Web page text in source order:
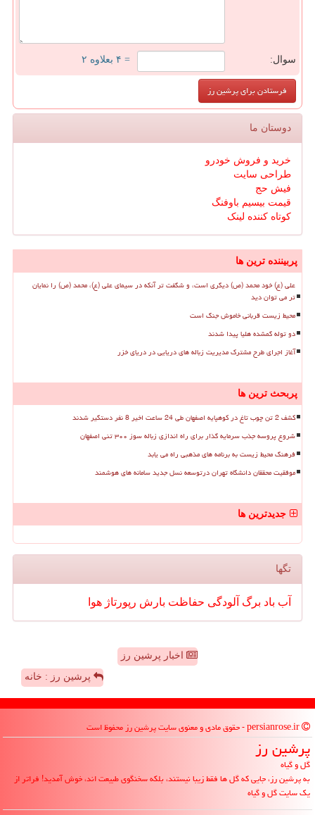
سوال: = ۴ بعلاوه ۲
دوستان ما
خرید و فروش خودرو
طراحی سایت
فیش حج
قیمت بیسیم باوفنگ
کوتاه کننده لینک
پربیننده ترین ها
علی (ع) خود محمد (ص) دیگری است، و شگفت تر آنکه در سیمای علی (ع)، محمد (ص) را نمایان
تر می توان دید
محیط زیست قربانی خاموش جنگ است
دو توله گمشده هلیا پیدا شدند
آغاز اجرای طرح مشترک مدیریت زباله های دریایی در دریای خزر
پربحث ترین ها
کشف 2 تن چوب تاغ در کوهپایه اصفهان طی 24 ساعت اخیر 8 نفر دستگیر شدند
شروع پروسه جذب سرمایه گذار برای راه اندازی زباله سوز ۳۰۰ تنی اصفهان
فرهنگ محیط زیست به برنامه های مذهبی راه می یابد
موفقیت محققان دانشگاه تهران درتوسعه نسل جدید سامانه های هوشمند
جدیدترین ها
تگها
آب باد برگ آلودگی حفاظت بارش رپورتاژ هوا
اخبار پرشین رز
پرشین رز : خانه
پرشین رز
گل و گیاه
به پرشین رز، جایی که گل ها فقط زیبا نیستند، بلکه سخنگوی طبیعت اند، خوش آمدید! فراتر از
یک سایت گل و گیاه